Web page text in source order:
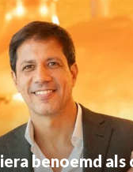
benoemd als